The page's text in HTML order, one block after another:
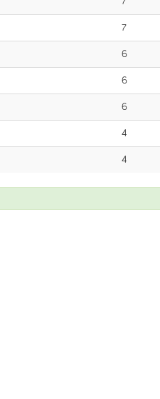
7
6
6
6
4
4